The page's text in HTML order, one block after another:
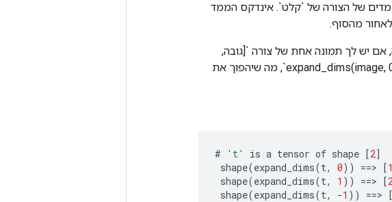
מימד של 1 ב"ציר" אינדקס הממדים של הצורה של `קלט`. אינדקס הממד
מהסוף.
אם יש לך תמונה אחת של צורה `[גובה,
רוחב, ערוצים]`, אתה יכול להפוך אותה לקבוצה של תמונה אחת עם `expand_dims(image, 0)`, מה שיהפוך את
# 't' is a tensor of shape [2]
shape(expand_dims(t, 0)) ==> [1
shape(expand_dims(t, 1 )) ==> [
shape(expand_dims(t, -1 )) ==> [